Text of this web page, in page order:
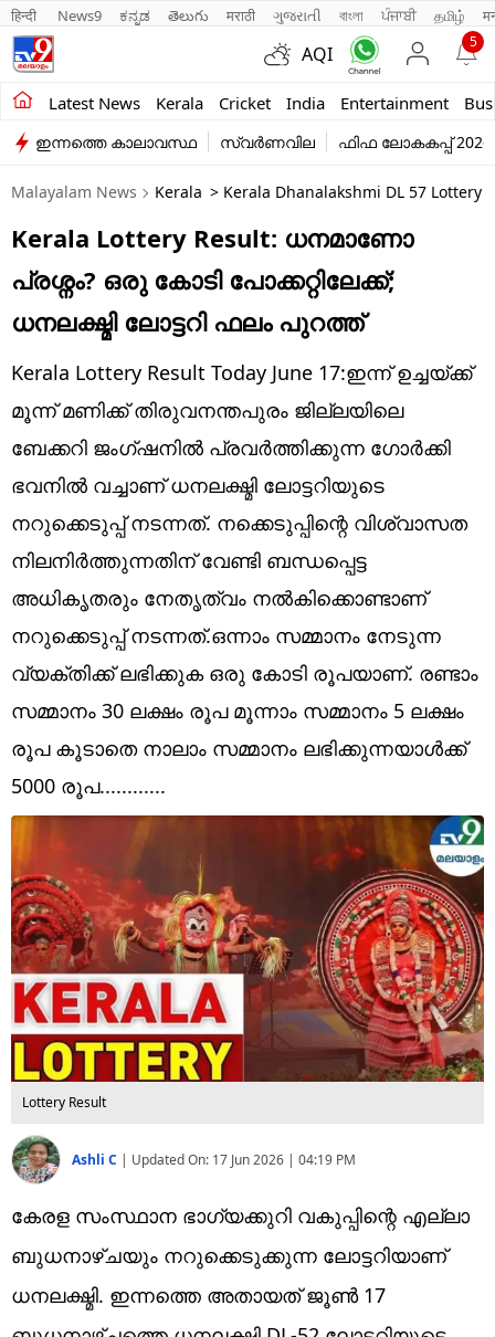
हिन्दी News9 ಕನ್ನಡ తెలుగు मराठी ગુજરાતી বাংলা ਪੰਜਾਬੀ தமிழ்
AQI
5
Latest News Kerala Cricket India Entertainment
Kerala
India
Entertainment
Business
Education
Lifestyle
world
Technology
Religion
Web Story
Photo
Short Videos
ഇന്നത്തെ കാലാവസ്ഥ സ്വർണവില ഫിഫ ലോകകപ്പ് 2026
Malayalam News Kerala > Kerala Dhanalakshmi DL 57 Lottery
Kerala Lottery Result: ധനമാണോ
പ്രശ്നം? ഒരു കോടി പോക്കറ്റിലേക്ക്;
ധനലക്ഷ്മി ലോട്ടറി ഫലം പുറത്ത്
Kerala Lottery Result Today June 17:ഇന്ന് ഉച്ചയ്ക്ക്
മൂന്ന് മണിക്ക് തിരുവനന്തപുരം ജില്ലയിലെ
ബേക്കറി ജംഗ്ഷനിൽ പ്രവർത്തിക്കുന്ന ഗോർക്കി
ഭവനിൽ വച്ചാണ് ധനലക്ഷ്മി ലോട്ടറിയുടെ
നറുക്കെടുപ്പ് നടന്നത്. നക്കെടുപ്പിന്റെ വിശ്വാസത
നിലനിർത്തുന്നതിന് വേണ്ടി ബന്ധപ്പെട്ട
അധികൃതരും നേതൃത്വം നൽകിക്കൊണ്ടാണ്
നറുക്കെടുപ്പ് നടന്നത്.ഒന്നാം സമ്മാനം നേടുന്ന
വ്യക്തിക്ക് ലഭിക്കുക ഒരു കോടി രൂപയാണ്. രണ്ടാം
സമ്മാനം 30 ലക്ഷം രൂപ മൂന്നാം സമ്മാനം 5 ലക്ഷം
രൂപ കൂടാതെ നാലാം സമ്മാനം ലഭിക്കുന്നയാൾക്ക്
5000 രൂപ............
Lottery Result
Ashli C | Updated On: 17 Jun 2026 | 04:19 PM
കേരള സംസ്ഥാന ഭാഗ്യക്കുറി വകുപ്പിന്റെ എല്ലാ
ബുധനാഴ്ചയും നറുക്കെടുക്കുന്ന ലോട്ടറിയാണ്
ധനലക്ഷ്മി. ഇന്നത്തെ അതായത് ജൂൺ 17